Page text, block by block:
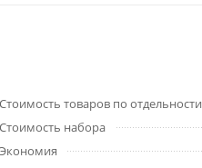
Стоимость товаров по отдельности
Стоимость набора
Экономия